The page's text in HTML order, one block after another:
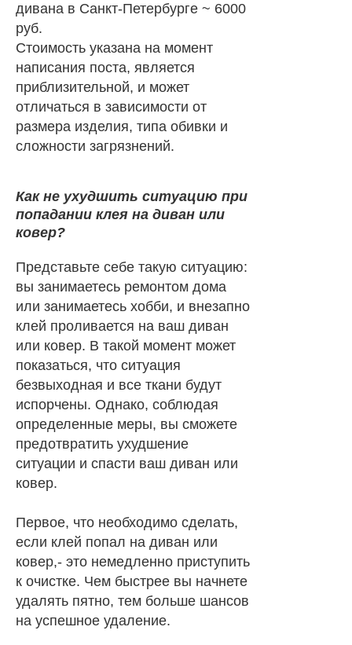
дивана в Санкт-Петербурге ~ 6000
руб.
Стоимость указана на момент
написания поста, является
приблизительной, и может
отличаться в зависимости от
размера изделия, типа обивки и
сложности загрязнений.
Как не ухудшить ситуацию при
попадании клея на диван или
ковер?
Представьте себе такую ситуацию:
вы занимаетесь ремонтом дома
или занимаетесь хобби, и внезапно
клей проливается на ваш диван
или ковер. В такой момент может
показаться, что ситуация
безвыходная и все ткани будут
испорчены. Однако, соблюдая
определенные меры, вы сможете
предотвратить ухудшение
ситуации и спасти ваш диван или
ковер.
Первое, что необходимо сделать,
если клей попал на диван или
ковер,- это немедленно приступить
к очистке. Чем быстрее вы начнете
удалять пятно, тем больше шансов
на успешное удаление.